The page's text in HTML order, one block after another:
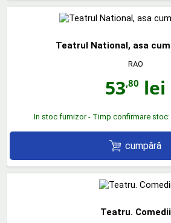
Teatrul National, asa
RAO
53,80 lei
In stoc furnizor - Timp confirmare stoc:
cumpără
Teatru. Comedii